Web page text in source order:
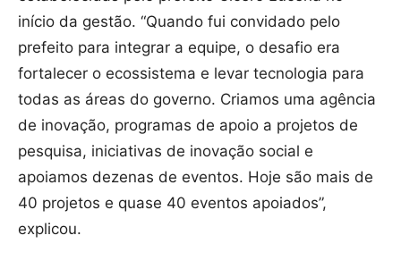
início da gestão. “Quando fui convidado pelo
prefeito para integrar a equipe, o desafio era
fortalecer o ecossistema e levar tecnologia para
todas as áreas do governo. Criamos uma agência
de inovação, programas de apoio a projetos de
pesquisa, iniciativas de inovação social e
apoiamos dezenas de eventos. Hoje são mais de
40 projetos e quase 40 eventos apoiados”,
explicou.